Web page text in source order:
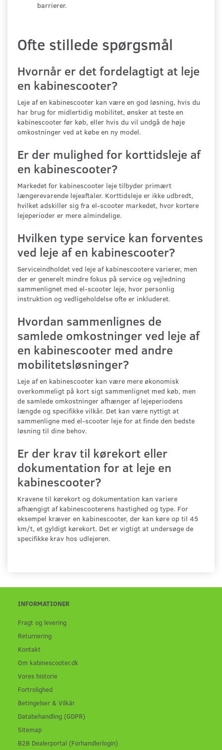
barrierer.
Ofte stillede spørgsmål
Hvornår er det fordelagtigt at leje
en kabinescooter?
Leje af en kabinescooter kan være en god løsning, hvis du
har brug for midlertidig mobilitet, ønsker at teste en
kabinescooter før køb, eller hvis du vil undgå de høje
omkostninger ved at købe en ny model.
Er der mulighed for korttidsleje af
en kabinescooter?
Markedet for kabinescooter leje tilbyder primært
længerevarende lejeaftaler. Korttidsleje er ikke udbredt,
hvilket adskiller sig fra el-scooter markedet, hvor kortere
lejeperioder er mere almindelige.
Hvilken type service kan forventes
ved leje af en kabinescooter?
Serviceindholdet ved leje af kabinescootere varierer, men
der er generelt mindre fokus på service og vejledning
sammenlignet med el-scooter leje, hvor personlig
instruktion og vedligeholdelse ofte er inkluderet.
Hvordan sammenlignes de
samlede omkostninger ved leje af
en kabinescooter med andre
mobilitetsløsninger?
Leje af en kabinescooter kan være mere økonomisk
overkommeligt på kort sigt sammenlignet med køb, men
de samlede omkostninger afhænger af lejeperiodens
længde og specifikke vilkår. Det kan være nyttigt at
sammenligne med el-scooter leje for at finde den bedste
løsning til dine behov.
Er der krav til kørekort eller
dokumentation for at leje en
kabinescooter?
Kravene til kørekort og dokumentation kan variere
afhængigt af kabinescooterens hastighed og type. For
eksempel kræver en kabinescooter, der kan køre op til 45
km/t, et gyldigt kørekort. Det er vigtigt at undersøge de
specifikke krav hos udlejeren.
INFORMATIONER
Fragt og levering
Returnering
Kontakt
Om kabinescooter.dk
Vores historie
Fortrolighed
Betingelser & Vilkår
Databehandling (GDPR)
Sitemap
B2B Dealerportal (Forhandlerlogin)